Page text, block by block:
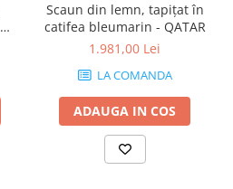
Scaun din lemn, tapițat în
catifea bleumarin - QATAR
1.981,00 Lei
LA COMANDA
ADAUGA IN COS